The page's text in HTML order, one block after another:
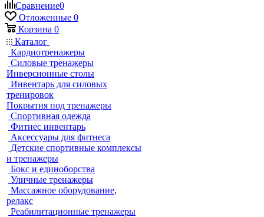
Сравнение0
Отложенные 0
Корзина 0
Каталог
Кардиотренажеры
Силовые тренажеры
Инверсионные столы
Инвентарь для силовых
тренировок
Покрытия под тренажеры
Спортивная одежда
Фитнес инвентарь
Аксессуары для фитнеса
Детские спортивные комплексы
и тренажеры
Бокс и единоборства
Уличные тренажеры
Массажное оборудование,
релакс
Реабилитационные тренажеры